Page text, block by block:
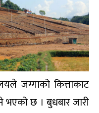
जग्गाको कित्ताकाट
भएको छ । बुधबार जारी